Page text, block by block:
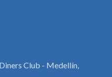
Club - Medellín,